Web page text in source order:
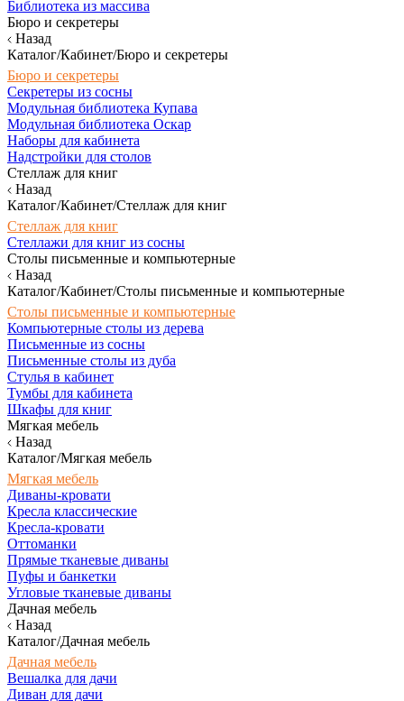
Библиотека из массива
Бюро и секретеры
Назад
Каталог/Кабинет/Бюро и секретеры
Бюро и секретеры
Секретеры из сосны
Модульная библиотека Купава
Модульная библиотека Оскар
Наборы для кабинета
Надстройки для столов
Стеллаж для книг
Назад
Каталог/Кабинет/Стеллаж для книг
Стеллаж для книг
Стеллажи для книг из сосны
Столы письменные и компьютерные
Назад
Каталог/Кабинет/Столы письменные и компьютерные
Столы письменные и компьютерные
Компьютерные столы из дерева
Письменные из сосны
Письменные столы из дуба
Стулья в кабинет
Тумбы для кабинета
Шкафы для книг
Мягкая мебель
Назад
Каталог/Мягкая мебель
Мягкая мебель
Диваны-кровати
Кресла классические
Кресла-кровати
Оттоманки
Прямые тканевые диваны
Пуфы и банкетки
Угловые тканевые диваны
Дачная мебель
Назад
Каталог/Дачная мебель
Дачная мебель
Вешалка для дачи
Диван для дачи